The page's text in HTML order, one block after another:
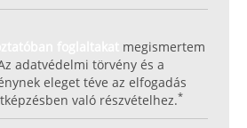
megismertem
adatvédelmi törvény és a
eleget téve az elfogadás
való részvételhez.*